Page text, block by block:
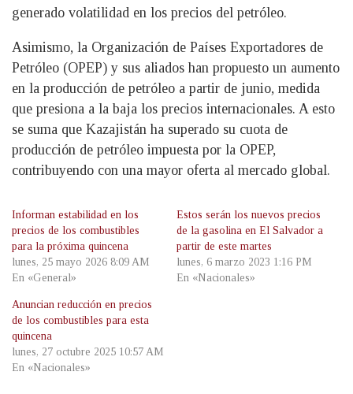
generado volatilidad en los precios del petróleo.
Asimismo, la Organización de Países Exportadores de
Petróleo (OPEP) y sus aliados han propuesto un aumento
en la producción de petróleo a partir de junio, medida
que presiona a la baja los precios internacionales. A esto
se suma que Kazajistán ha superado su cuota de
producción de petróleo impuesta por la OPEP,
contribuyendo con una mayor oferta al mercado global.
Informan estabilidad en los
precios de los combustibles
para la próxima quincena
lunes, 25 mayo 2026 8:09 AM
En «General»
Estos serán los nuevos precios
de la gasolina en El Salvador a
partir de este martes
lunes, 6 marzo 2023 1:16 PM
En «Nacionales»
Anuncian reducción en precios
de los combustibles para esta
quincena
lunes, 27 octubre 2025 10:57 AM
En «Nacionales»